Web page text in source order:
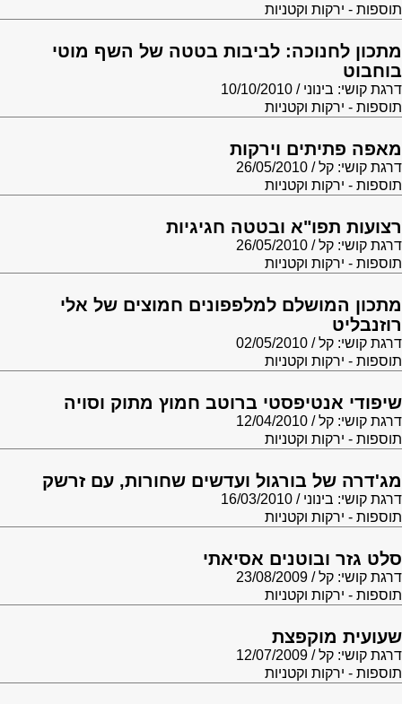
תוספות - ירקות וקטניות
מתכון לחנוכה: לביבות בטטה של השף מוטי
בוחבוט
דרגת קושי: בינוני
10/10/2010
תוספות - ירקות וקטניות
מאפה פתיתים וירקות
דרגת קושי: קל
26/05/2010
תוספות - ירקות וקטניות
רצועות תפו"א ובטטה חגיגיות
דרגת קושי: קל
26/05/2010
תוספות - ירקות וקטניות
מתכון המושלם למלפפונים חמוצים של אלי
רוזנבליט
דרגת קושי: קל
02/05/2010
תוספות - ירקות וקטניות
שיפודי אנטיפסטי ברוטב חמוץ מתוק וסויה
דרגת קושי: קל
12/04/2010
תוספות - ירקות וקטניות
מג'דרה של בורגול ועדשים שחורות, עם זרשק
דרגת קושי: בינוני
16/03/2010
תוספות - ירקות וקטניות
סלט גזר ובוטנים אסיאתי
דרגת קושי: קל
23/08/2009
תוספות - ירקות וקטניות
שעועית מוקפצת
דרגת קושי: קל
12/07/2009
תוספות - ירקות וקטניות